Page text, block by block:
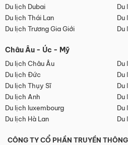
Du lịch Dubai
Du
Du lịch Thái Lan
Du
Du lịch Trương Gia Giới
Du
Châu Âu - Úc - Mỹ
Du lịch Châu Âu
Du
Du lịch Đức
Du
Du lịch Thụy Sĩ
Du
Du lịch Anh
Du
Du lịch luxembourg
Du
Du lịch Hà Lan
Du
CÔNG TY CỔ PHẦN TRUYỀN